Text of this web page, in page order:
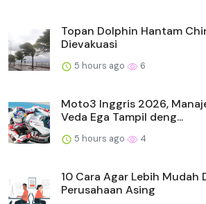
Topan Dolphin Hantam
Dievakuasi
5 hours ago 6
Moto3 Inggris 2026,
Veda Ega Tampil deng...
5 hours ago 4
10 Cara Agar Lebih Mudah
Perusahaan Asing